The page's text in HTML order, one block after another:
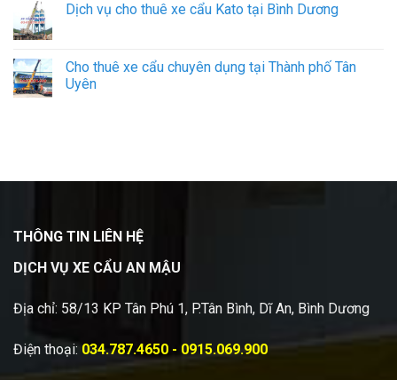
Dịch vụ cho thuê xe cẩu Kato tại Bình Dương
Cho thuê xe cẩu chuyên dụng tại Thành phố Tân
Uyên
THÔNG TIN LIÊN HỆ
DỊCH VỤ XE CẨU AN MẬU
Địa chỉ: 58/13 KP Tân Phú 1, P.Tân Bình, Dĩ An, Bình Dương
Điện thoại: 034.787.4650 - 0915.069.900